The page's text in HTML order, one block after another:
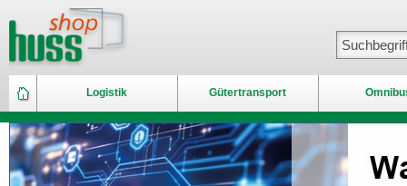
Logistik Gütertransport